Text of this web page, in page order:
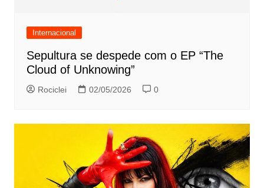
Internacional
Sepultura se despede com o EP “The
Cloud of Unknowing”
Rociclei 02/05/2026 0